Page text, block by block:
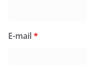
E-mail*